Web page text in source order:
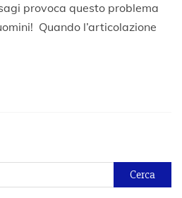
provoca questo problema
Quando l’articolazione